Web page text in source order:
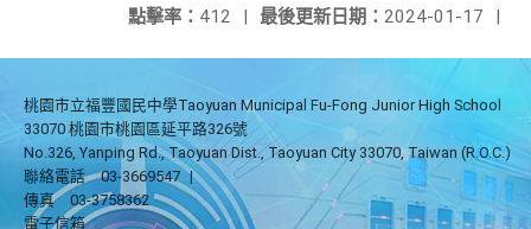
最後更新日期： 2024-01-17 |
點擊率： 412 |
桃園市立福豐國民中學Taoyuan Municipal Fu-Fong Junior High School
33070 桃園市桃園區延平路326號
No.326, Yanping Rd., Taoyuan Dist., Taoyuan City 33070, Taiwan (R.O.C.)
聯絡電話
03-3669547 |
傳真
03-3758362
電子信箱